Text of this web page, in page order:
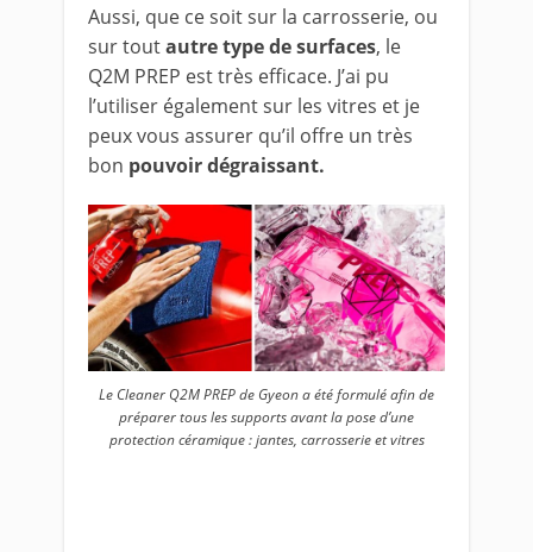
Aussi, que ce soit sur la carrosserie, ou
sur toutautre type de surfaces, le
Q2M PREP est très efficace. J’ai pu
l’utiliser également sur les vitres et je
peux vous assurer qu’il offre un très
bon pouvoir dégraissant.
Le Cleaner Q2M PREP de Gyeon a été formulé afin de
préparer tous les supports avant la pose d’une
protection céramique : jantes, carrosserie et vitres